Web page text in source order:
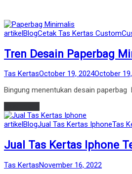
Posted
artikelBlogCetak Tas Kertas Custom
Tren Desain Paperbag
by
Tas KertasPosted
October 19, 2024October
Bingung menentukan desain
Posted
artikelBlogJual Tas Kertas IphoneTas
Jual Tas Kertas Iphone
by
Tas KertasPosted
November 16, 2022